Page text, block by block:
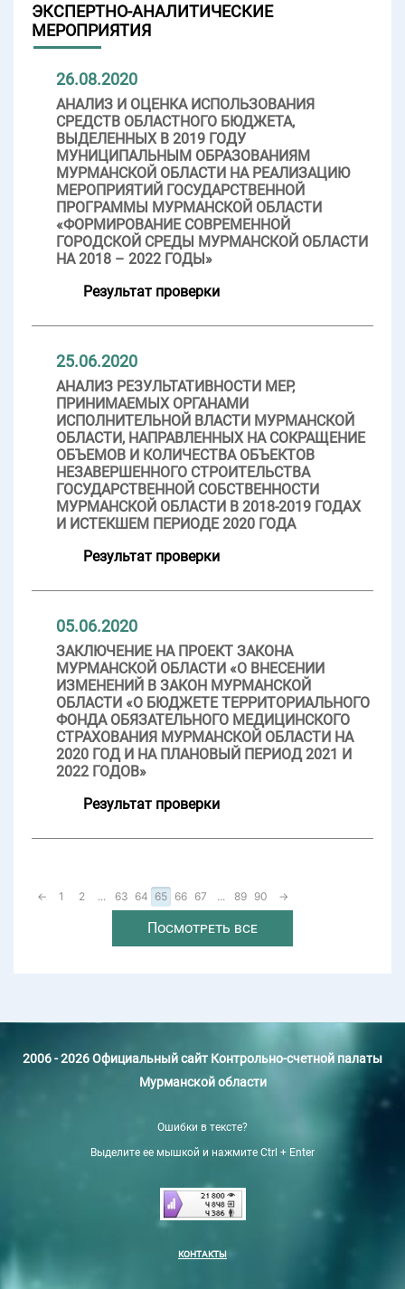
ЭКСПЕРТНО-АНАЛИТИЧЕСКИЕ
МЕРОПРИЯТИЯ
26.08.2020
АНАЛИЗ И ОЦЕНКА ИСПОЛЬЗОВАНИЯ
СРЕДСТВ ОБЛАСТНОГО БЮДЖЕТА,
ВЫДЕЛЕННЫХ В 2019 ГОДУ
МУНИЦИПАЛЬНЫМ ОБРАЗОВАНИЯМ
МУРМАНСКОЙ ОБЛАСТИ НА РЕАЛИЗАЦИЮ
МЕРОПРИЯТИЙ ГОСУДАРСТВЕННОЙ
ПРОГРАММЫ МУРМАНСКОЙ ОБЛАСТИ
«ФОРМИРОВАНИЕ СОВРЕМЕННОЙ
ГОРОДСКОЙ СРЕДЫ МУРМАНСКОЙ ОБЛАСТИ
НА 2018 – 2022 ГОДЫ»
Результат проверки
25.06.2020
АНАЛИЗ РЕЗУЛЬТАТИВНОСТИ МЕР,
ПРИНИМАЕМЫХ ОРГАНАМИ
ИСПОЛНИТЕЛЬНОЙ ВЛАСТИ МУРМАНСКОЙ
ОБЛАСТИ, НАПРАВЛЕННЫХ НА СОКРАЩЕНИЕ
ОБЪЕМОВ И КОЛИЧЕСТВА ОБЪЕКТОВ
НЕЗАВЕРШЕННОГО СТРОИТЕЛЬСТВА
ГОСУДАРСТВЕННОЙ СОБСТВЕННОСТИ
МУРМАНСКОЙ ОБЛАСТИ В 2018-2019 ГОДАХ
И ИСТЕКШЕМ ПЕРИОДЕ 2020 ГОДА
Результат проверки
05.06.2020
ЗАКЛЮЧЕНИЕ НА ПРОЕКТ ЗАКОНА
МУРМАНСКОЙ ОБЛАСТИ «О ВНЕСЕНИИ
ИЗМЕНЕНИЙ В ЗАКОН МУРМАНСКОЙ
ОБЛАСТИ «О БЮДЖЕТЕ ТЕРРИТОРИАЛЬНОГО
ФОНДА ОБЯЗАТЕЛЬНОГО МЕДИЦИНСКОГО
СТРАХОВАНИЯ МУРМАНСКОЙ ОБЛАСТИ НА
2020 ГОД И НА ПЛАНОВЫЙ ПЕРИОД 2021 И
2022 ГОДОВ»
Результат проверки
← 1 2 ... 63 64 65 66 67 ... 89 90 →
Посмотреть все
2006 - 2026 Официальный сайт Контрольно-счетной палаты
Мурманской области
Ошибки в тексте?
Выделите ее мышкой и нажмите Ctrl + Enter
КОНТАКТЫ